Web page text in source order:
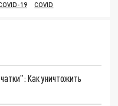
19 COVID
Как уничтожить